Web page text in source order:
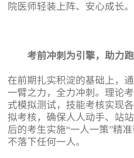
院医师轻装上阵、安心成长。
考前冲刺为引擎，助力
在前期扎实积淀的基础上，
一臂之力，全力冲刺。理论
式模拟测试，技能考核实现
拟考核，确保人人动手、站
后的考生实施“一人一策”精
不落下任何一人。